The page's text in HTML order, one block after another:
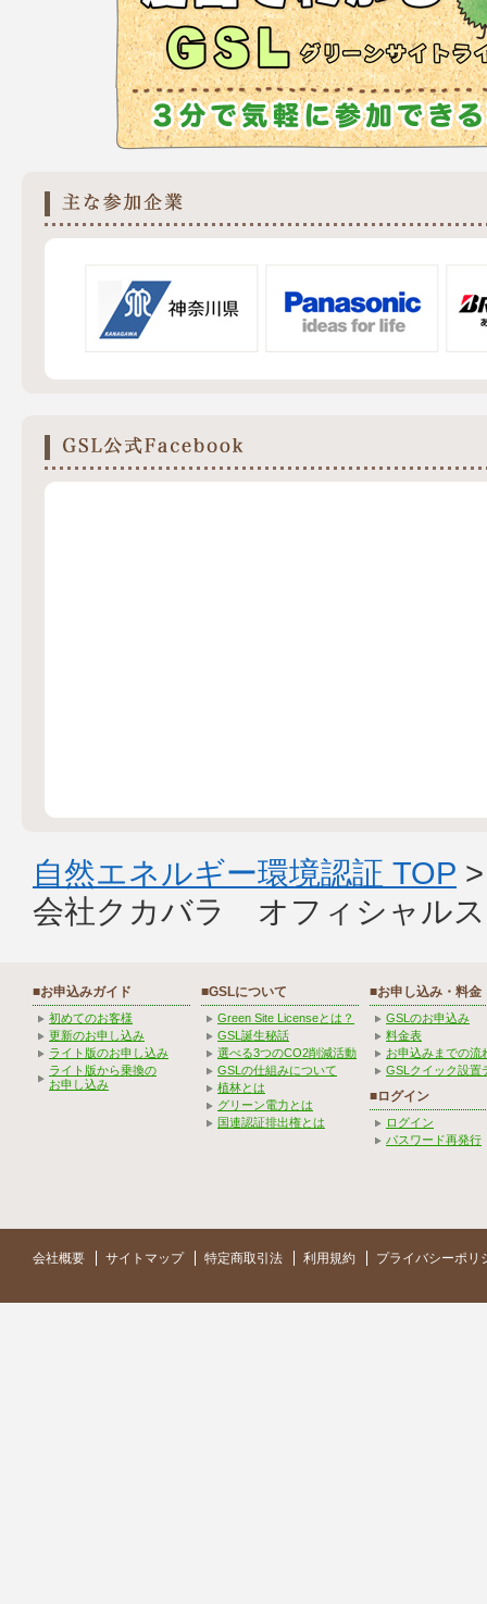
自然エネルギー環境認証 TOP
会社クカバラ オフィシャル
■お申込みガイド
初めてのお客様
更新のお申し込み
ライト版のお申し込み
ライト版から乗換の
お申し込み
■GSLについて
Green Site Licenseとは？
GSL誕生秘話
選べる3つのCO2削減活動
GSLの仕組みについて
植林とは
グリーン電力とは
国連認証排出権とは
■お申し込み・料金
GSLのお申込み
料金表
お申込みまでの流
GSLクイック設置
■ログイン
ログイン
パスワード再発行
会社概要 サイトマップ 特定商取引法 利用規約 プライバシーポリ